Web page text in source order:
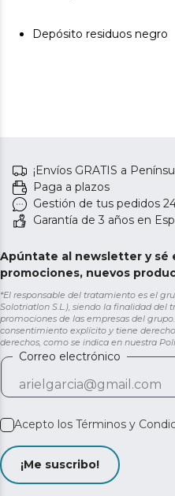
Depósito residuos negro
¡Envíos GRATIS a
Paga a plazos
Gestión de tus pedidos
Garantía de 3 años en
Apúntate al newsletter y sé
promociones, nuevos
*El responsable del tratamiento es el
Solotriatlon S.L.), siendo la finalidad del
promociones de las empresas del
consentimiento explícito y tiene
derechos, como se indica en nuestra
Correo electrónico
Acepto los Términos y
¡Me suscribo!